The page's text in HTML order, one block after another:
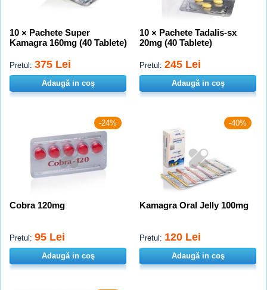
10 × Pachete Super
Kamagra 160mg (40 Tablete)
Pretul: 375 Lei
Adaugă in coş
10 × Pachete Tadalis-sx
20mg (40 Tablete)
Pretul: 245 Lei
Adaugă in coş
-24%
Cobra 120mg
Pretul: 95 Lei
Adaugă in coş
-40%
Kamagra Oral Jelly 100mg
Pretul: 120 Lei
Adaugă in coş